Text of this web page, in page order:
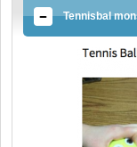
Tennisbal